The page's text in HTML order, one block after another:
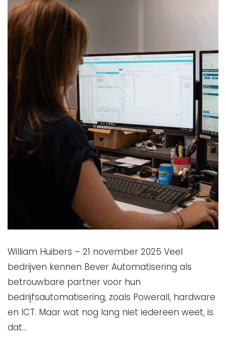
William Huibers – 21 november 2025 Veel
bedrijven kennen Bever Automatisering als
betrouwbare partner voor hun
bedrijfsautomatisering, zoals Powerall, hardware
en ICT. Maar wat nog lang niet iedereen weet, is
dat…